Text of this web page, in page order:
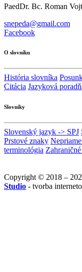
PaedDr. Bc. Roman
snepeda@gmail.com
Facebook
O slovníku
História slovníka
Citácia Jazyková
Slovníky
Slovenský jazyk -> SPJ
Prstové znaky
terminológia
Copyright © 2018 –
Studio - tvorba